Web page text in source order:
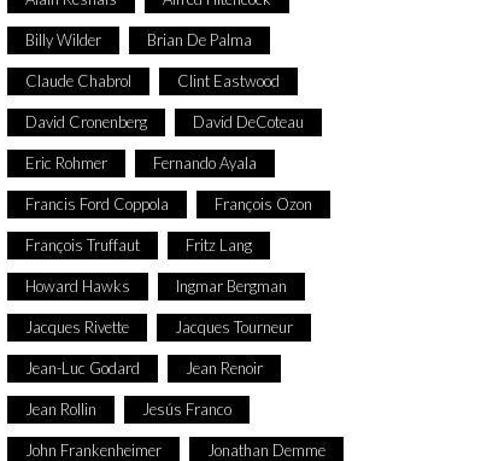
Billy Wilder Brian De Palma
Claude Chabrol Clint Eastwood
David Cronenberg David DeCoteau
Eric Rohmer Fernando Ayala
Francis Ford Coppola François Ozon
François Truffaut Fritz Lang
Howard Hawks Ingmar Bergman
Jacques Rivette Jacques Tourneur
Jean-Luc Godard Jean Renoir
Jean Rollin Jesús Franco
John Frankenheimer Jonathan Demme